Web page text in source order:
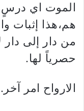
الموت اي درسٍ
هم،هذا إثبات
من دار إلى دار
حصرياً لها.
الارواح امر آخر.